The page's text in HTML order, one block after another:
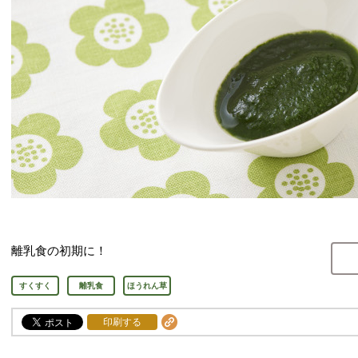
離乳食の初期に！
すくすく 離乳食 ほうれん草
印刷する